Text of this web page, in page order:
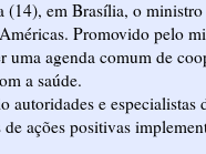
(14), em Brasília, o
Promovido pelo
uma agenda comum de
a saúde.
autoridades e
de ações positivas